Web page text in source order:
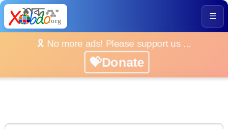
☰
🎗️ No more ads! Please support us ...
💝Donate